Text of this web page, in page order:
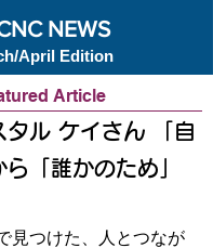
NEWS
April Edition
Article
タル ケイさん 「自
「誰かのため」
見つけた、人とつなが